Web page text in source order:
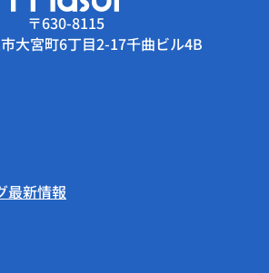
〒630-8115
大宮町6丁目2-17千曲ビル4B
最新情報